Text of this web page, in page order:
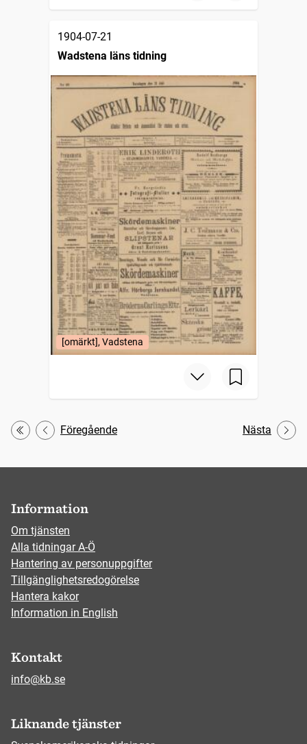
1904-07-21
Wadstena läns tidning
[omärkt], Vadstena
Första
Föregående Nästa
Information
Om tjänsten
Alla tidningar A-Ö
Hantering av personuppgifter
Tillgänglighetsredogörelse
Hantera kakor
Information in English
Kontakt
info@kb.se
Liknande tjänster